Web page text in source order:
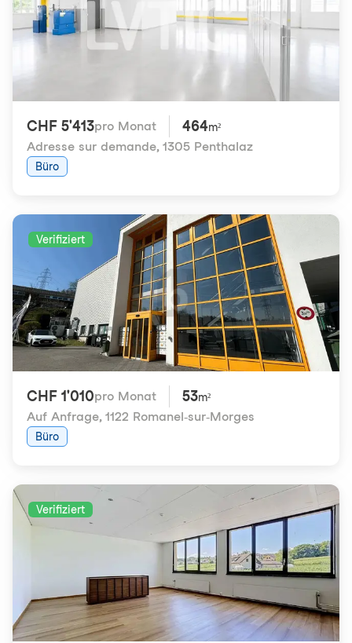
CHF 5'413pro Monat 464m²
Adresse sur demande, 1305 Penthalaz
Büro
Verifiziert
CHF 1'010pro Monat 53m²
Auf Anfrage, 1122 Romanel-sur-Morges
Büro
Verifiziert